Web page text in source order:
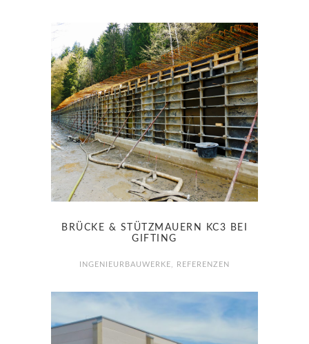
BRÜCKE & STÜTZMAUERN KC3 BEI
GIFTING
INGENIEURBAUWERKE REFERENZEN